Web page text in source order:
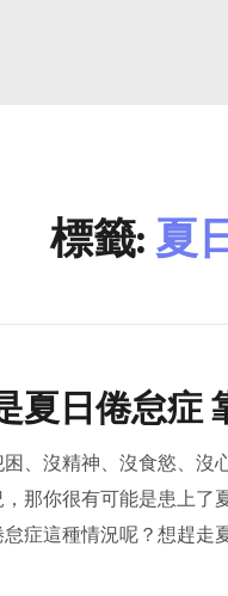
標籤:夏
夏日倦怠症
、沒精神、沒食慾、
那你很有可能是患上了
症這種情況呢？想趕